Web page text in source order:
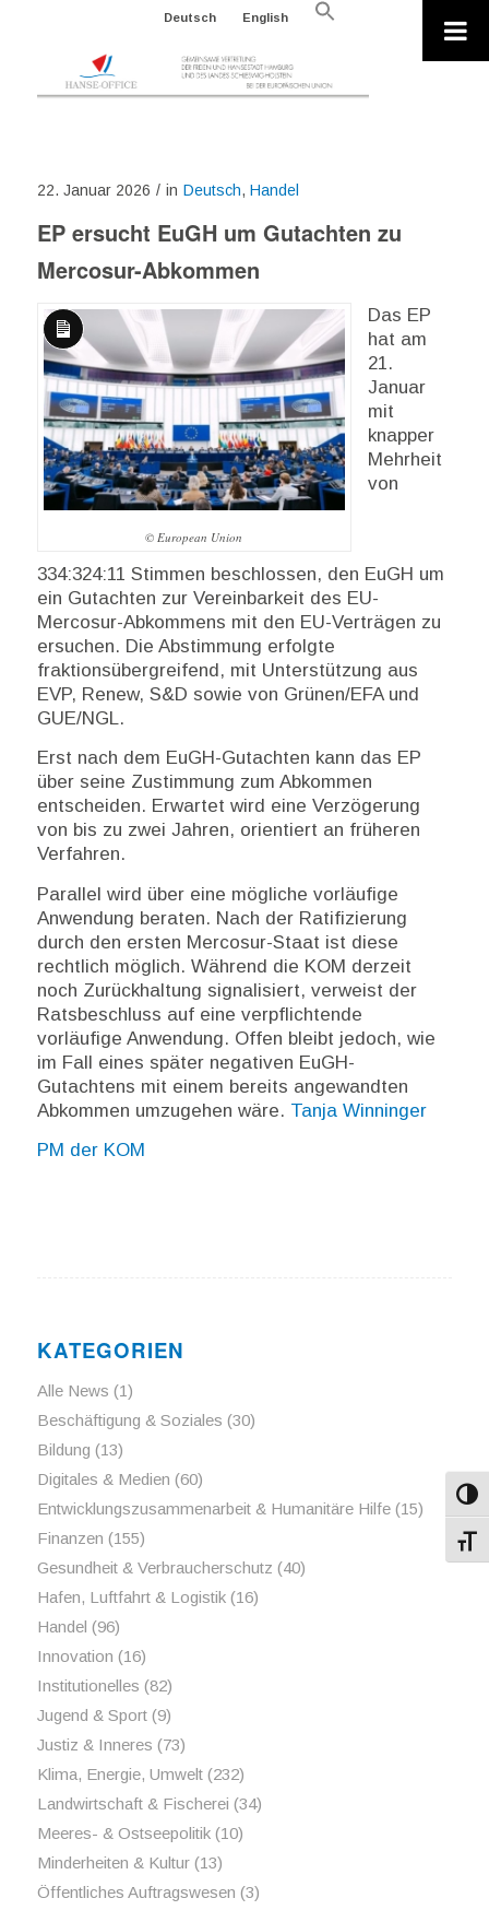
Deutsch English
Search
22. Januar 2026 / in Deutsch, Handel
EP ersucht EuGH um Gutachten zu
Mercosur-Abkommen
Lange
Beschreibung
© European Union
Das EP
hat am
21.
Januar
mit
knapper
Mehrheit
von
334:324:11 Stimmen beschlossen, den EuGH um
ein Gutachten zur Vereinbarkeit des EU-
Mercosur-Abkommens mit den EU-Verträgen zu
ersuchen. Die Abstimmung erfolgte
fraktionsübergreifend, mit Unterstützung aus
EVP, Renew, S&D sowie von Grünen/EFA und
GUE/NGL.
Erst nach dem EuGH-Gutachten kann das EP
über seine Zustimmung zum Abkommen
entscheiden. Erwartet wird eine Verzögerung
von bis zu zwei Jahren, orientiert an früheren
Verfahren.
Parallel wird über eine mögliche vorläufige
Anwendung beraten. Nach der Ratifizierung
durch den ersten Mercosur-Staat ist diese
rechtlich möglich. Während die KOM derzeit
noch Zurückhaltung signalisiert, verweist der
Ratsbeschluss auf eine verpflichtende
vorläufige Anwendung. Offen bleibt jedoch, wie
im Fall eines später negativen EuGH-
Gutachtens mit einem bereits angewandten
Abkommen umzugehen wäre. Tanja Winninger
PM der KOM
KATEGORIEN
Alle News (1)
Beschäftigung & Soziales (30)
Bildung (13)
Digitales & Medien (60)
Entwicklungszusammenarbeit & Humanitäre Hilfe(15)
Finanzen (155)
Gesundheit & Verbraucherschutz (40)
Hafen, Luftfahrt & Logistik(16)
Handel (96)
Innovation (16)
Institutionelles (82)
Jugend & Sport(9)
Justiz & Inneres (73)
Klima, Energie, Umwelt(232)
Landwirtschaft & Fischerei (34)
Meeres- & Ostseepolitik(10)
Minderheiten & Kultur(13)
Öffentliches Auftragswesen (3)